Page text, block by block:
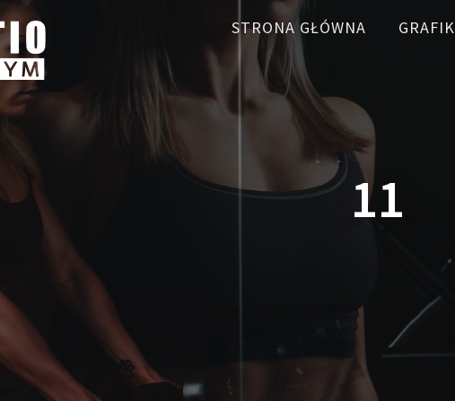
STRONA GŁÓWNA GRAFIK
11